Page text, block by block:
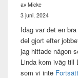
av Micke
3 juni, 2024
Idag var det en
del gjort efter
jag hittade någon
Linda kom iväg till
som vi inte